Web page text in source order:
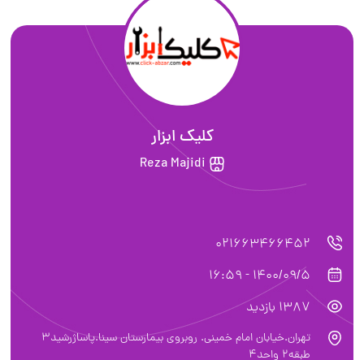
کلیک ابزار
Reza Majidi
021663466452
1400/09/5 - 16:59
1387 بازدید
تهران.خیابان امام خمینی. روبروی بیمارستان سینا.پاساژرشید3
طبقه2 واحد4